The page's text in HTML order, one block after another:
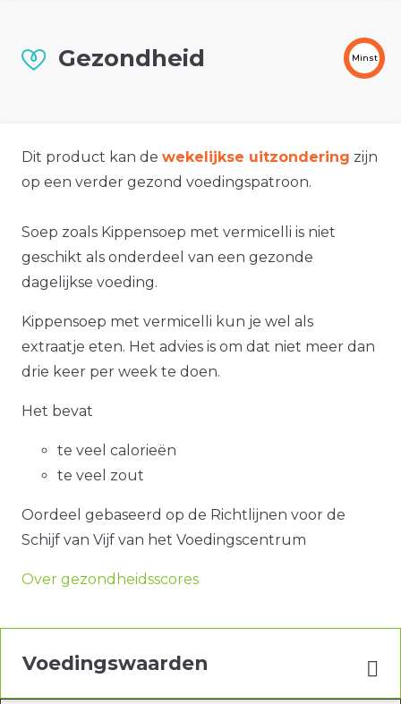
Gezondheid Minst
Dit product kan de wekelijkse uitzondering zijn
op een verder gezond voedingspatroon.
Soep zoals Kippensoep met vermicelli is niet
geschikt als onderdeel van een gezonde
dagelijkse voeding.
Kippensoep met vermicelli kun je wel als
extraatje eten. Het advies is om dat niet meer dan
drie keer per week te doen.
Het bevat
te veel calorieën
te veel zout
Oordeel gebaseerd op de Richtlijnen voor de
Schijf van Vijf van het Voedingscentrum
Over gezondheidsscores
Voedingswaarden